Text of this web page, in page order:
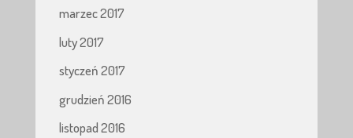
marzec 2017
luty 2017
styczeń 2017
grudzień 2016
listopad 2016